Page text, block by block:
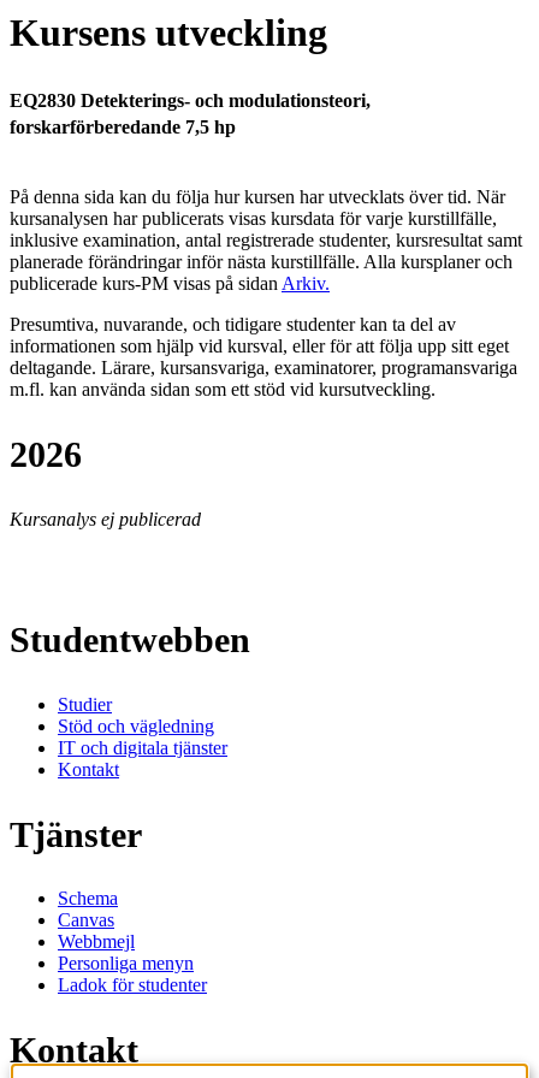
Kursens utveckling
EQ2830 Detekterings- och modulationsteori,
forskarförberedande 7,5 hp
På denna sida kan du följa hur kursen har utvecklats över tid. När
kursanalysen har publicerats visas kursdata för varje kurstillfälle,
inklusive examination, antal registrerade studenter, kursresultat samt
planerade förändringar inför nästa kurstillfälle. Alla kursplaner och
publicerade kurs-PM visas på sidan Arkiv.
Presumtiva, nuvarande, och tidigare studenter kan ta del av
informationen som hjälp vid kursval, eller för att följa upp sitt eget
deltagande. Lärare, kursansvariga, examinatorer, programansvariga
m.fl. kan använda sidan som ett stöd vid kursutveckling.
2026
Kursanalys ej publicerad
Studentwebben
Studier
Stöd och vägledning
IT och digitala tjänster
Kontakt
Tjänster
Schema
Canvas
Webbmejl
Personliga menyn
Ladok för studenter
Kontakt